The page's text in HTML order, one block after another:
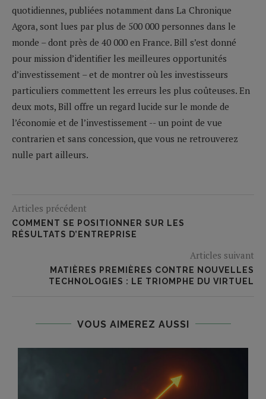
quotidiennes, publiées notamment dans La Chronique
Agora, sont lues par plus de 500 000 personnes dans le
monde – dont près de 40 000 en France. Bill s’est donné
pour mission d’identifier les meilleures opportunités
d’investissement – et de montrer où les investisseurs
particuliers commettent les erreurs les plus coûteuses. En
deux mots, Bill offre un regard lucide sur le monde de
l’économie et de l’investissement -- un point de vue
contrarien et sans concession, que vous ne retrouverez
nulle part ailleurs.
Articles précédent
COMMENT SE POSITIONNER SUR LES
RÉSULTATS D’ENTREPRISE
Articles suivant
MATIÈRES PREMIÈRES CONTRE NOUVELLES
TECHNOLOGIES : LE TRIOMPHE DU VIRTUEL
VOUS AIMEREZ AUSSI